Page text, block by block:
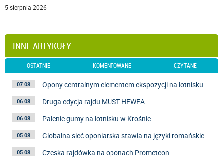
5 sierpnia 2026
INNE ARTYKUŁY
OSTATNIE KOMENTOWANE CZYTANE
07.08 Opony centralnym elementem ekspozycji na lotnisku
06.08 Druga edycja rajdu MUST HEWEA
06.08 Palenie gumy na lotnisku w Krośnie
05.08 Globalna sieć oponiarska stawia na języki romańskie
05.08 Czeska rajdówka na oponach Prometeon